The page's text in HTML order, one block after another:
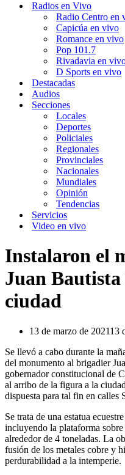
Radios en Vivo
Radio Centro en
Capicúa en vivo
Romance en vivo
Pop 101.7
Rivadavia en
D Sports en vivo
Destacadas
Audios
Secciones
Locales
Deportes
Policiales
Regionales
Provinciales
Nacionales
Mundiales
Opinión
Tendencias
Servicios
Video en vivo
Instalaron el
Juan Bautista
ciudad
13 de marzo de 202113
Se llevó a cabo durante la
del monumento al brigadier
gobernador constitucional de
al arribo de la figura a la
dispuesta para tal fin en calles
Se trata de una estatua
incluyendo la plataforma
alrededor de 4 toneladas. La
fusión de los metales cobre y
perdurabilidad a la intemperie.